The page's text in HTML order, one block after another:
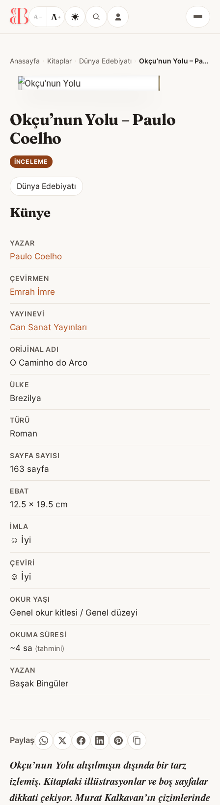
A − A+
Menü
Anasayfa Kitaplar Dünya Edebiyatı Okçu’nun Yolu – Paulo Coelho
Okçu’nun Yolu – Paulo
Coelho
İNCELEME
Dünya Edebiyatı
Künye
YAZAR
Paulo Coelho
ÇEVIRMEN
Emrah İmre
YAYINEVI
Can Sanat Yayınları
ORIJINAL ADI
O Caminho do Arco
ÜLKE
Brezilya
TÜRÜ
Roman
SAYFA SAYISI
163 sayfa
EBAT
12.5 x 19.5 cm
İMLA
☺️ İyi
ÇEVIRI
☺️ İyi
OKUR YAŞI
Genel okur kitlesi / Genel düzeyi
OKUMA SÜRESI
~4 sa (tahmini)
YAZAN
Başak Bingüler
Paylaş
Okçu’nun Yolu alışılmışın dışında bir tarz
izlemiş. Kitaptaki illüstrasyonlar ve boş sayfalar
dikkati çekiyor. Murat Kalkavan’ın çizimlerinde